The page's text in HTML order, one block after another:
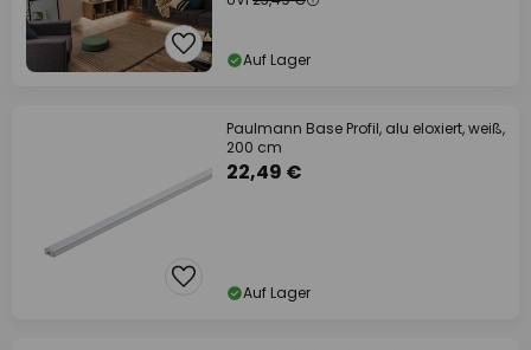
Auf Lager
Paulmann Base Profil, alu eloxiert, weiß,
200 cm
22,49 €
Auf Lager